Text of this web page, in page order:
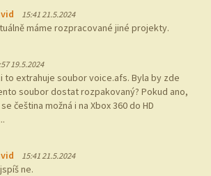
15:41 21.5.2024
máme rozpracované jiné projekty.
19.5.2024
to extrahuje soubor voice.afs. Byla by zde
soubor dostat rozpakovaný? Pokud ano,
čeština možná i na Xbox 360 do HD
15:41 21.5.2024
ne.